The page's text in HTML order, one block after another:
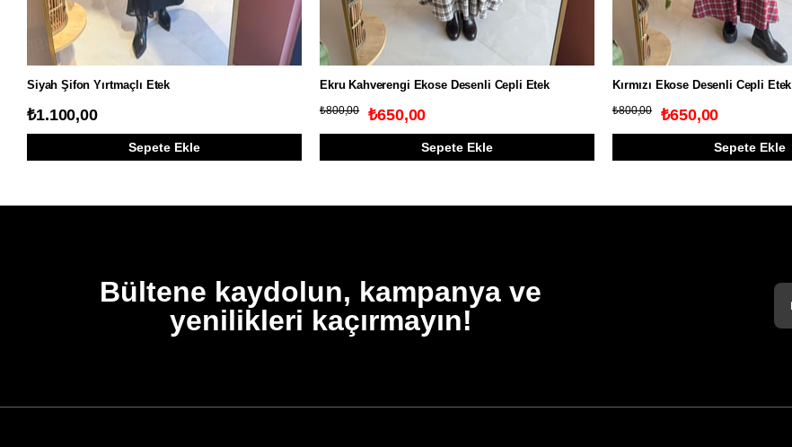
Siyah Şifon Yırtmaçlı Etek
₺1.100,00
Sepete Ekle
Ekru Kahverengi Ekose Desenli Cepli Etek
₺650,00
₺800,00
Sepete Ekle
Kırmızı Ekose Desenli Cepli Etek
₺650,00
₺800,00
Sepete Ekle
Bültene kaydolun, kampanya ve
yenilikleri kaçırmayın!